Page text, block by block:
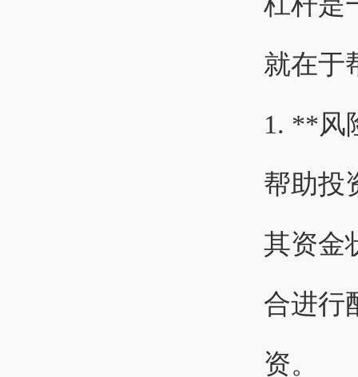
就在于
1. **风
帮助投
其资金
合进行
资。